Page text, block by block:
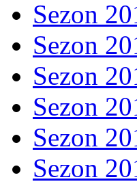
Sezon
Sezon
Sezon
Sezon
Sezon
Sezon